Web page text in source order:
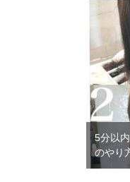
5分以
のやり